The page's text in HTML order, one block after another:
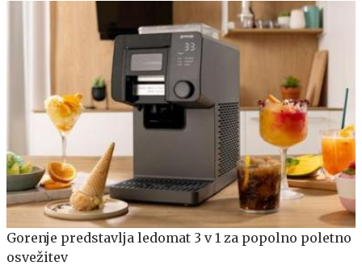
Gorenje predstavlja ledomat 3 v 1 za popolno poletno
osvežitev